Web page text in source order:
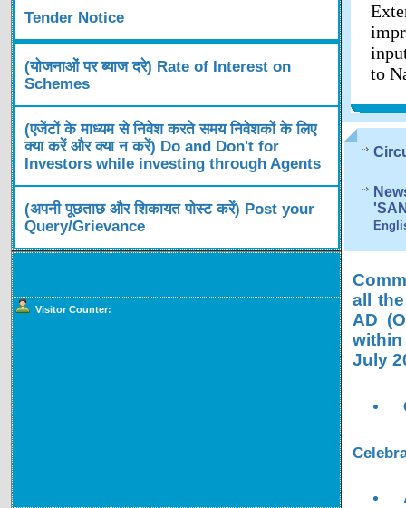
Tender Notice
(योजनाओं पर ब्याज दरे) Rate of Interest on
Schemes
(एजेंटों के माध्यम से निवेश करते समय निवेशकों के लिए
क्या करें और क्या न करें) Do and Don't for
Investors while investing through Agents
(अपनी पूछताछ और शिकायत पोस्ट करें) Post your
Query/Grievance
Visitor Counter:
to
all
AD
July